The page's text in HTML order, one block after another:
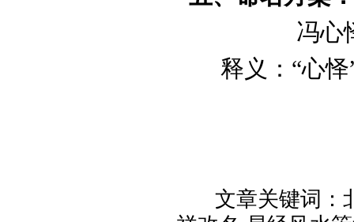
冯心
释义：“心怿
文章关键词：